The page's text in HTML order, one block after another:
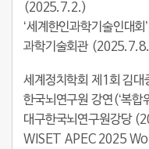
(2025.7.2.)
‘세계한인과학기술인대
과학기술회관
세계정치학회 제1회 김
한국뇌연구원 강연(‘복합
대구한국뇌연구원강당
WISET APEC 2025